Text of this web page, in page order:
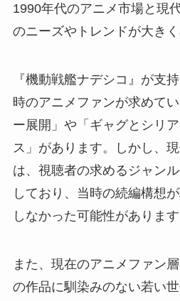
1990年代のアニメ市場と現
のニーズやトレンドが大きく
『機動戦艦ナデシコ』が支
時のアニメファンが求めて
ー展開」や「ギャグとシリ
ス」があります。しかし、
は、視聴者の求めるジャン
しており、当時の続編構想
しなかった可能性があります
また、現在のアニメファン
の作品に馴染みのない若い